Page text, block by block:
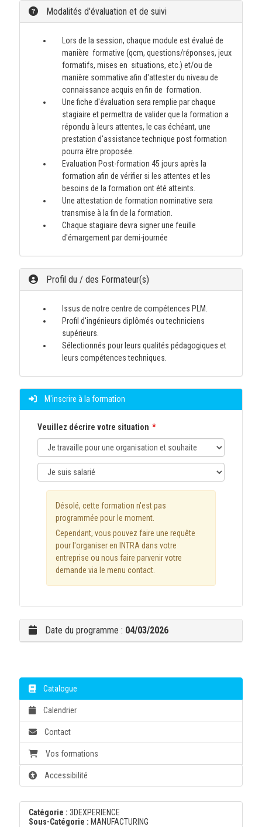
Modalités d'évaluation et de suivi
Lors de la session, chaque module est évalué de
manière formative (qcm, questions/réponses, jeux
formatifs, mises en situations, etc.) et/ou de
manière sommative afin d'attester du niveau de
connaissance acquis en fin de formation.
Une fiche d'évaluation sera remplie par chaque
stagiaire et permettra de valider que la formation a
répondu à leurs attentes, le cas échéant, une
prestation d'assistance technique post formation
pourra être proposée.
Evaluation Post-formation 45 jours après la
formation afin de vérifier si les attentes et les
besoins de la formation ont été atteints.
Une attestation de formation nominative sera
transmise à la fin de la formation.
Chaque stagiaire devra signer une feuille
d'émargement par demi-journée
Profil du / des Formateur(s)
Issus de notre centre de compétences PLM.
Profil d'ingénieurs diplômés ou techniciens
supérieurs.
Sélectionnés pour leurs qualités pédagogiques et
leurs compétences techniques.
M'inscrire à la formation
Veuillez décrire votre situation
Désolé, cette formation n'est pas
programmée pour le moment.
Cependant, vous pouvez faire une requête
pour l'organiser en INTRA dans votre
entreprise ou nous faire parvenir votre
demande via le menu contact.
Date du programme : 04/03/2026
Catalogue
Calendrier
Contact
Vos formations
Accessibilité
Catégorie : 3DEXPERIENCE
Sous-Catégorie : MANUFACTURING